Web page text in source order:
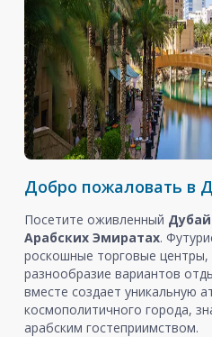
Добро пожаловать в
Посетите оживленный Дубай
Арабских Эмиратах.
роскошные торговые центры,
разнообразие вариантов
вместе создает уникальную
космополитичного города,
арабским гостеприимством.